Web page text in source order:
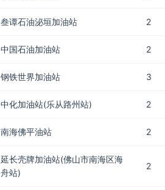
叁谭石油泌垣加油站 2
中国石油加油站 2
钢铁世界加油站 3
中化加油站(乐从路州站) 2
南海佛平油站 2
延长壳牌加油站(佛山市南海区海
舟站)
2